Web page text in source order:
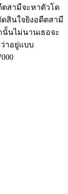
ตสามีจะหาตัวโด
สินใจยิงอดีตสามี
นไม่นานเธอจะ
าอยู่แบบ